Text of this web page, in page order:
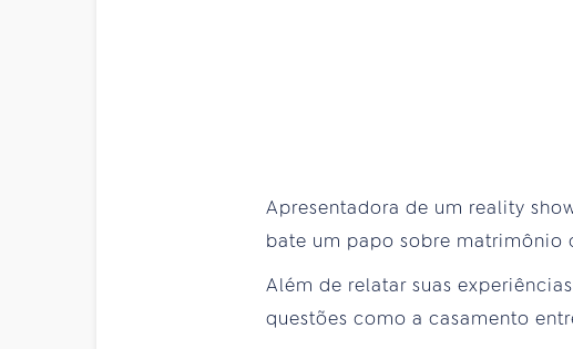
Apresentadora de um reality
bate um papo sobre matrimônio
Além de relatar suas
questões como a casamento